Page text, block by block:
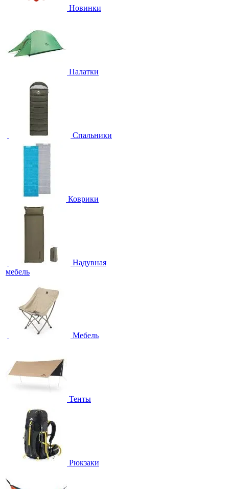
Новинки
Палатки
Спальники
Коврики
Надувная
мебель
Мебель
Тенты
Рюкзаки